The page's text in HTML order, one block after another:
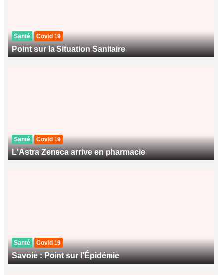
Santé Covid 19
Point sur la Situation Sanitaire
Santé Covid 19
L'Astra Zeneca arrive en pharmacie
Santé Covid 19
Savoie : Point sur l'Épidémie